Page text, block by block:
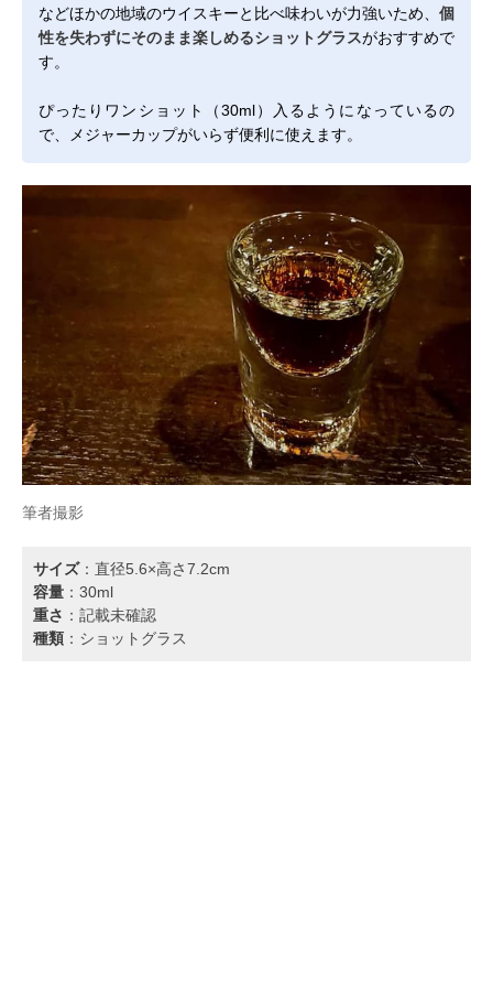
などほかの地域のウイスキーと比べ味わいが力強いため、 個
性を失わずにそのまま楽しめるショットグラスがおすすめで
す。
ぴったりワンショット（30ml）入るようになっているの
で、メジャーカップがいらず便利に使えます。
筆者撮影
サイズ：直径5.6×高さ7.2cm
容量 ：30ml
重さ ：記載未確認
種類 ：ショットグラス